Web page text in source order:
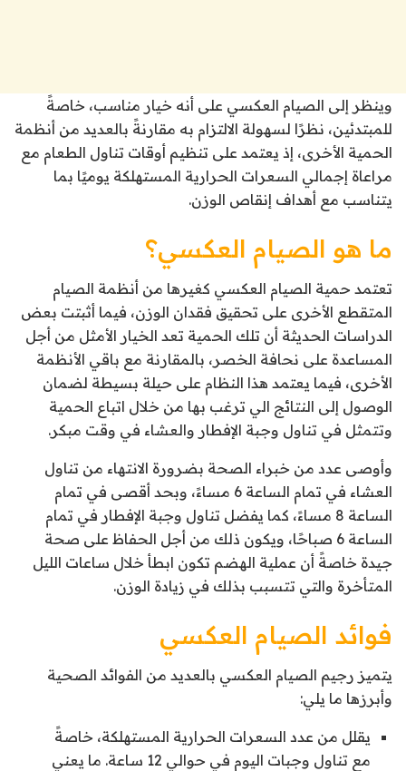
وينظر إلى الصيام العكسي على أنه خيار مناسب، خاصةً
للمبتدئين، نظرًا لسهولة الالتزام به مقارنةً بالعديد من أنظمة
الحمية الأخرى، إذ يعتمد على تنظيم أوقات تناول الطعام مع
مراعاة إجمالي السعرات الحرارية المستهلكة يوميًا بما
يتناسب مع أهداف إنقاص الوزن.
ما هو الصيام العكسي؟
تعتمد حمية الصيام العكسي كغيرها من أنظمة الصيام
المتقطع الأخرى على تحقيق فقدان الوزن، فيما أثبتت بعض
الدراسات الحديثة أن تلك الحمية تعد الخيار الأمثل من أجل
المساعدة على نحافة الخصر، بالمقارنة مع باقي الأنظمة
الأخرى، فيما يعتمد هذا النظام على حيلة بسيطة لضمان
الوصول إلى النتائج الي ترغب بها من خلال اتباع الحمية
وتتمثل في تناول وجبة الإفطار والعشاء في وقت مبكر.
وأوصى عدد من خبراء الصحة بضرورة الانتهاء من تناول
العشاء في تمام الساعة 6 مساءً، وبحد أقصى في تمام
الساعة 8 مساءً، كما يفضل تناول وجبة الإفطار في تمام
الساعة 6 صباحًا، ويكون ذلك من أجل الحفاظ على صحة
جيدة خاصةً أن عملية الهضم تكون ابطأ خلال ساعات الليل
المتأخرة والتي تتسبب بذلك في زيادة الوزن.
فوائد الصيام العكسي
يتميز رجيم الصيام العكسي بالعديد من الفوائد الصحية
وأبرزها ما يلي:
يقلل من عدد السعرات الحرارية المستهلكة، خاصةً
مع تناول وجبات اليوم في حوالي 12 ساعة. ما يعني